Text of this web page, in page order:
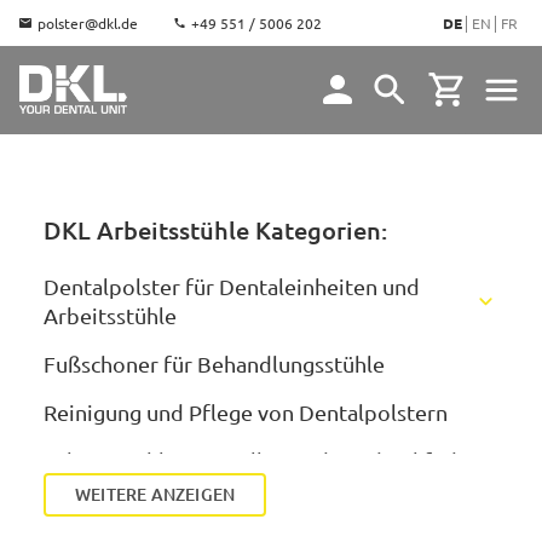
polster@dkl.de +49 551 / 5006 202 DE EN FR
DKL Arbeitsstühle Kategorien:
Dentalpolster für Dentaleinheiten und
Arbeitsstühle
KaVo Polster
KaVo Estetica E70/E80
KaVo Estetica 1058, E50, E30
KaVo Estetica 1065/1066
Dentsply Sirona Polster
Sirona Teneo/Sinius/Intego/Axano
Sirona C/C+/M1+/ProFeel+
Ultradent Polster
Mikrona Polster
Fußschoner für Behandlungsstühle
Reinigung und Pflege von Dentalpolstern
Arbeitsstuhl Ersatzrollen und Gasdruckfedern
DKL Arbeitsstühle
WEITERE ANZEIGEN